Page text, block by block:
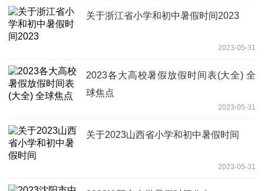
关于浙江省小学和初中暑假时间2023
2023-05-31
2023各大高校暑假放假时间表(大全) 全
球焦点
2023-05-31
关于2023山西省小学和初中暑假时间
2023-05-31